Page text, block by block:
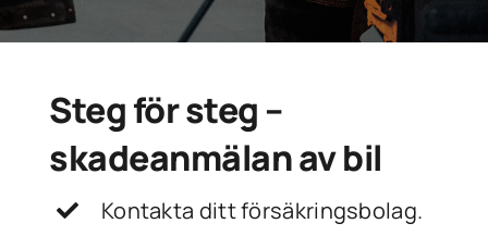
Steg för steg –
skadeanmälan av bil
Kontakta ditt försäkringsbolag.